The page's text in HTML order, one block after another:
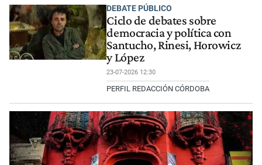
DEBATE PÚBLICO
Ciclo de debates sobre
democracia y política con
Santucho, Rinesi, Horowicz
y López
23-07-2026 12:30
PERFIL REDACCIÓN CÓRDOBA